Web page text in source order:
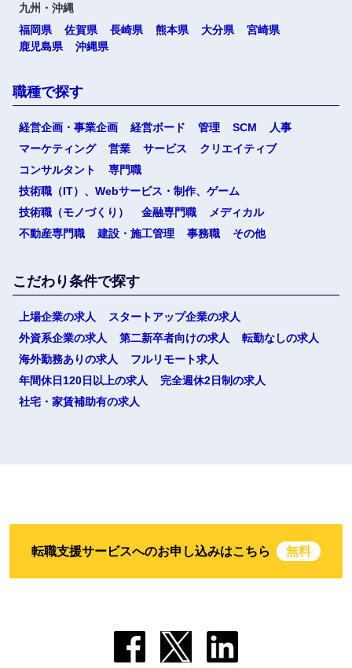
九州・沖縄
福岡県
佐賀県 長崎県 熊本県 大分県
宮崎県
鹿児島県
沖縄県
職種で探す
経営企画・事業企画 経営ボード 管理 SCM
人事
マーケティング
営業 サービス
クリエイティブ
コンサルタント
専門職
技術職（IT）、Webサービス・制作、ゲーム
技術職（モノづくり）
金融専門職
メディカル
不動産専門職
建設・施工管理 事務職 その他
こだわり条件で探す
上場企業の求人
スタートアップ企業の求人
外資系企業の求人
第二新卒者向けの求人
転勤なしの求人
海外勤務ありの求人
フルリモート求人
年間休日120日以上の求人
完全週休2日制の求人
社宅・家賃補助有の求人
転職支援サービスへのお申し込みはこちら 無料